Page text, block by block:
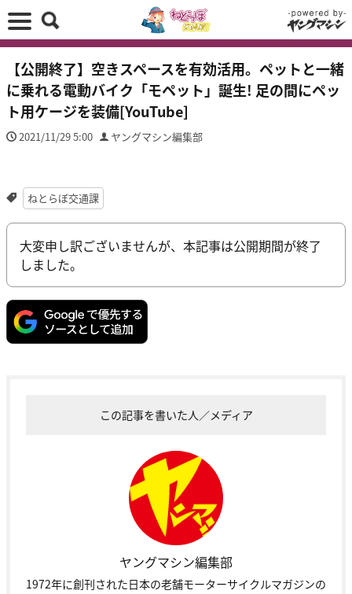
【公開終了】空きスペースを有効活用。ペットと一緒
に乗れる電動バイク「モペット」誕生! 足の間にペッ
ト用ケージを装備[YouTube]
2021/11/29 5:00 ヤングマシン編集部
ねとらぼ交通課
大変申し訳ございませんが、本記事は公開期間が終了
しました。
この記事を書いた人／メディア
ヤングマシン編集部
1972年に創刊された日本の老舗モーターサイクルマガジンの